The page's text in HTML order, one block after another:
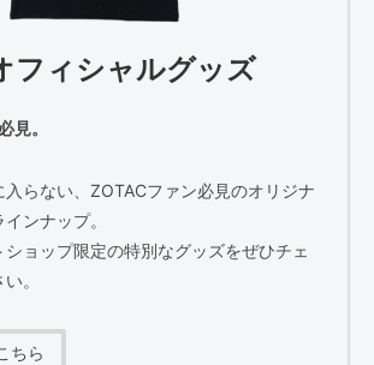
フィシャルグッズ
見。
入らない、ZOTACファン必見のオリジナ
ンナップ。
ョップ限定の特別なグッズをぜひチェ
。
ちら